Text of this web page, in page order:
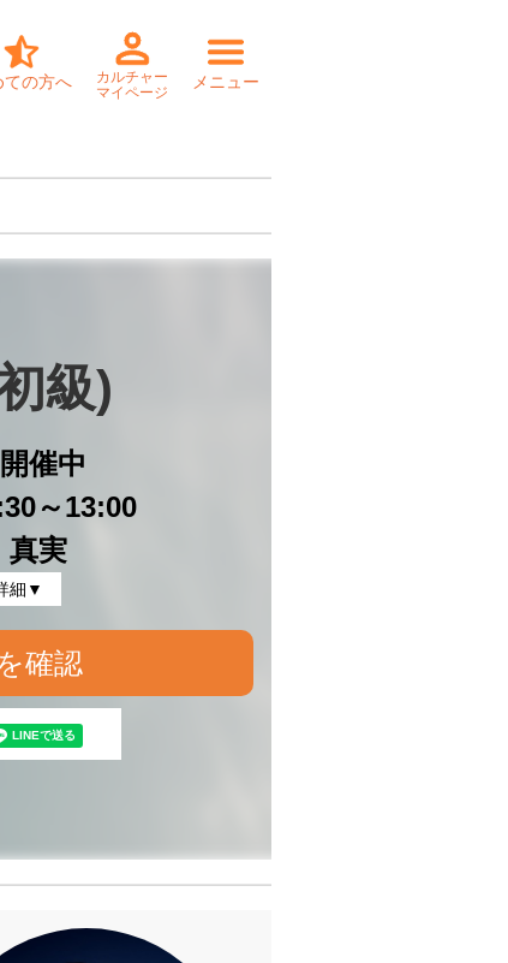
ての方へ
カルチャー
マイページ
メニュー
級)
開催中
～13:00
実
細▼
確認